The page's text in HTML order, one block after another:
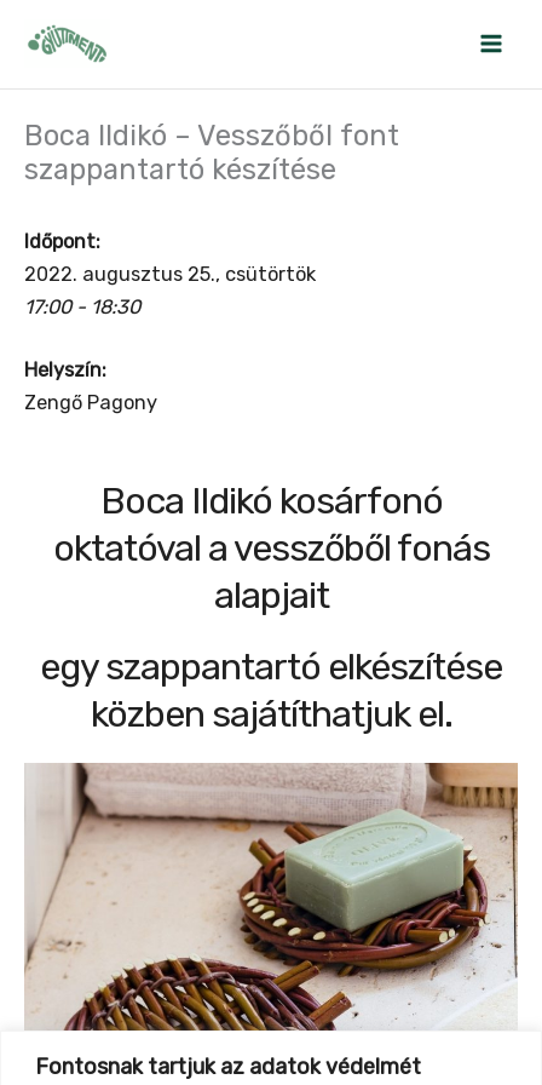
Fontosnak tartjuk az adatok védelmét
Boca Ildikó – Vesszőből font
szappantartó készítése
Időpont:
2022. augusztus 25., csütörtök
17:00 - 18:30
Helyszín:
Zengő Pagony
Boca Ildikó kosárfonó
oktatóval a vesszőből fonás
alapjait
egy szappantartó elkészítése
közben sajátíthatjuk el.